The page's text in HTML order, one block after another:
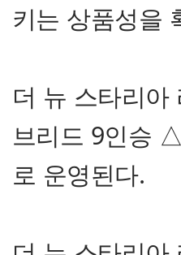
키는 상품성을
더 뉴 스타리
브리드 9인승
로 운영된다.